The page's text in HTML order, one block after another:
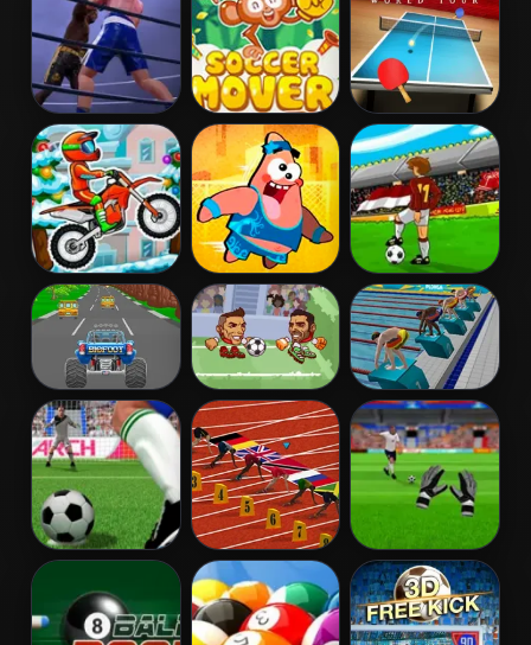
Ultimate
Boxing
Soccer Mover
2015
Table Tennis
World Tour
Moto XM
Winter
Nick Basketball
Stars 2
Tiki Taka Run
Turbotastic Heads Arena
Euro Soccer
Swimming Pro
100 Metres
Race
Goalkeeper
Challenge